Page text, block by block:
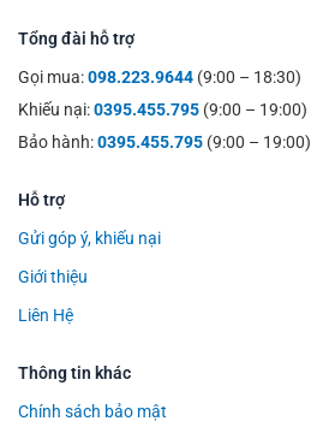
Tổng đài hỗ trợ
Gọi mua:098.223.9644 (9:00 – 18:30)
Khiếu nại:0395.455.795 (9:00 – 19:00)
Bảo hành:0395.455.795 (9:00 – 19:00)
Hỗ trợ
Gửi góp ý, khiếu nại
Giới thiệu
Liên Hệ
Thông tin khác
Chính sách bảo mật